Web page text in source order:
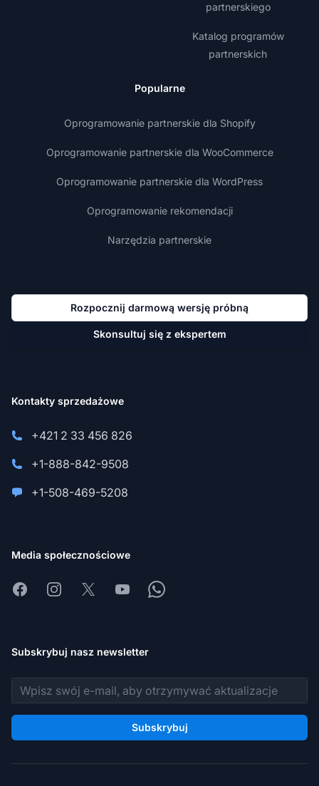
partnerskiego
Katalog programów
partnerskich
Popularne
Oprogramowanie partnerskie dla Shopify
Oprogramowanie partnerskie dla WooCommerce
Oprogramowanie partnerskie dla WordPress
Oprogramowanie rekomendacji
Narzędzia partnerskie
Rozpocznij darmową wersję próbną
Skonsultuj się z ekspertem
Kontakty sprzedażowe
+421 2 33 456 826
+1-888-842-9508
+1-508-469-5208
Media społecznościowe
FacebookInstagram
X YoutubeWhatsapp
Subskrybuj nasz newsletter
Adres e-mail
Subskrybuj